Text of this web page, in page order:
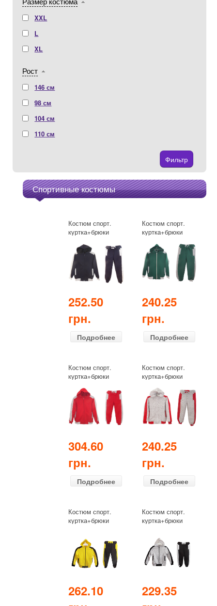
XXL
L
XL
Рост
146 см
98 см
104 см
110 см
Спортивные костюмы
Костюм спорт.
куртка+брюки
(демисезонный)
синий+серый
252.50
грн.
Подробнее
Костюм спорт.
куртка+брюки
(демисезонный)
зелёный
240.25
грн.
Подробнее
Костюм спорт.
куртка+брюки
(демисезонный)
красный
304.60
грн.
Подробнее
Костюм спорт.
куртка+брюки
(демисезонный)
светлый рябчик
240.25
грн.
Подробнее
Костюм спорт.
куртка+брюки
(демисезонный)
желтый
262.10
Костюм спорт.
куртка+брюки
(демисезонный)
светлый
рябчик+чёрный
229.35